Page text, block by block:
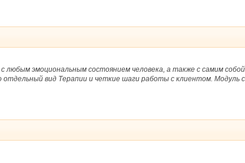
эмоциональным состоянием человека, а также с самим
вид Терапии и четкие шаги работы с клиентом. Модуль